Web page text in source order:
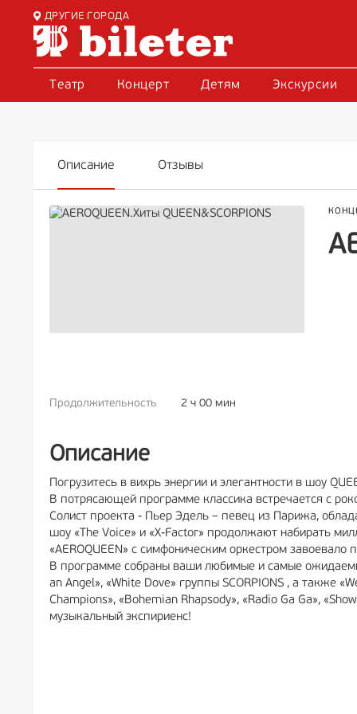
ДРУГИЕ ГОРОДА
Театр Концерт Детям Экскурсии
Описание Отзывы
Продолжительность 2 ч 00 мин
Описание
Погрузитесь в вихрь энергии и элегантности в шоу
В потрясающей программе классика встречается с
Солист проекта - Пьер Эдель – певец из Парижа,
шоу «The Voice» и «X-Factor» продолжают набирать
«AEROQUEEN» с симфоническим оркестром
В программе собраны ваши любимые и самые
an Angel», «White Dove» группы SCORPIONS , а также
Champions», «Bohemian Rhapsody», «Radio Ga Ga»,
музыкальный экспириенс!